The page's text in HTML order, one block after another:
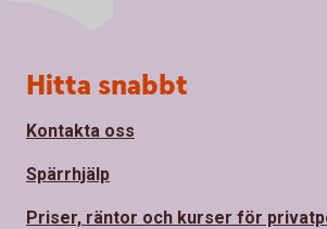
Sidfot
Hitta snabbt
Kontakta oss
Spärrhjälp
Priser, räntor och kurser för